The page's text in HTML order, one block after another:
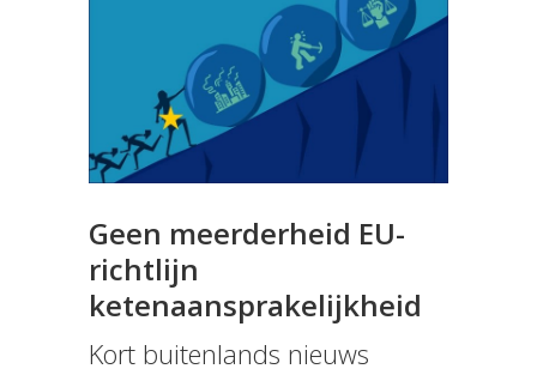
Geen meerderheid EU-
richtlijn
ketenaansprakelijkheid
Kort buitenlands nieuws